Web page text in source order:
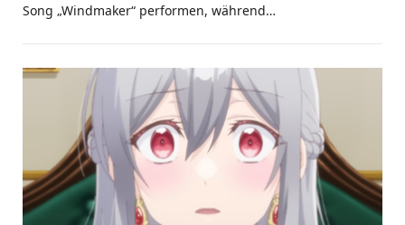
Song „Windmaker“ performen, während…